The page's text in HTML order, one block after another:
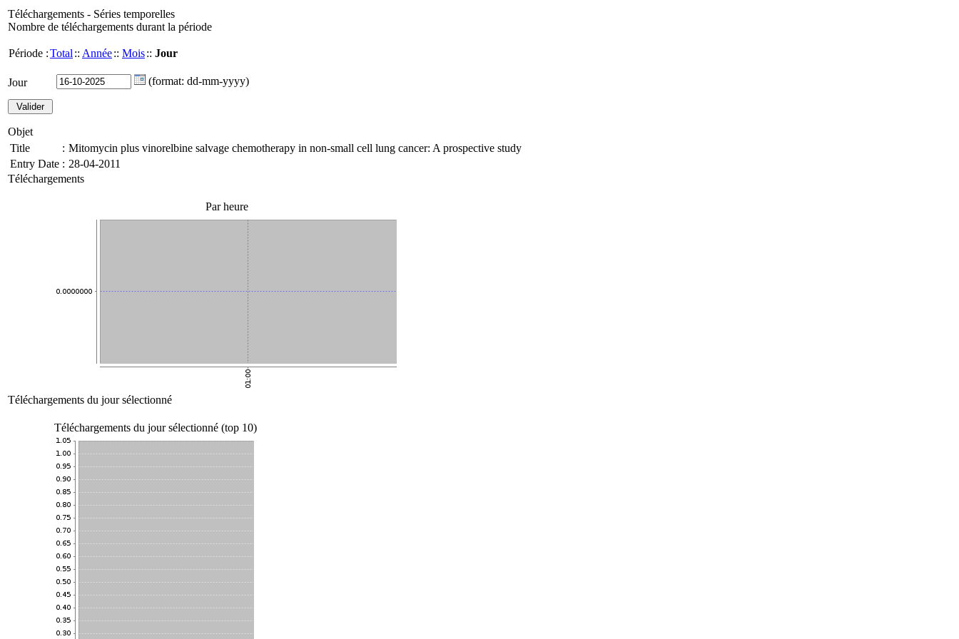
Téléchargements - Séries temporelles
Nombre de téléchargements durant la période
Période :Total :: Année:: Mois:: Jour
Jour (format: dd-mm-yyyy)
Objet
Title
: Mitomycin plus vinorelbine salvage chemotherapy in non-small cell lung cancer: A prospective study
Entry Date : 28-04-2011
Téléchargements
Par heure
Téléchargements du jour sélectionné
Téléchargements du jour sélectionné (top 10)